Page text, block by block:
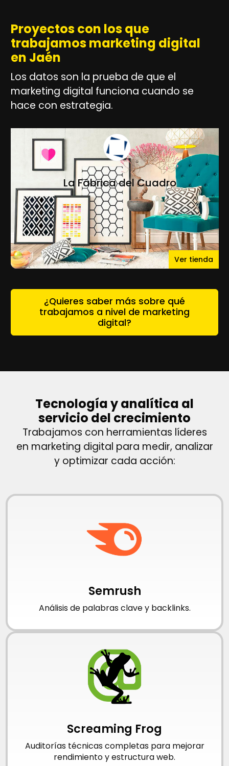
Proyectos con los que
trabajamos marketing digital
en Jaén
Los datos son la prueba de que el
marketing digital funciona cuando se
hace con estrategia.
La Fábrica del Cuadro
Ver tienda
¿Quieres saber más sobre qué
trabajamos a nivel de marketing
digital?
Tecnología y analítica al
servicio del crecimiento
Trabajamos con herramientas líderes
en marketing digital para medir, analizar
y optimizar cada acción:
Semrush
Análisis de palabras clave y backlinks.
Screaming Frog
Auditorías técnicas completas para mejorar
rendimiento y estructura web.